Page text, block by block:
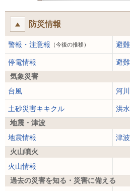
防災情報
警報・注意報 （今後の推移） 避
停電情報
避
気象災害
台風
河
土砂災害キキクル
洪
地震・津波
地震情報
津
火山噴火
火山情報
過去の災害を知る・災害に備える